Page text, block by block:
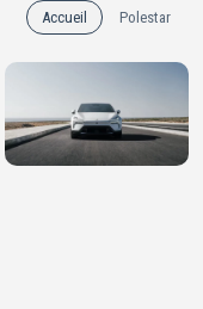
Accueil Polestar